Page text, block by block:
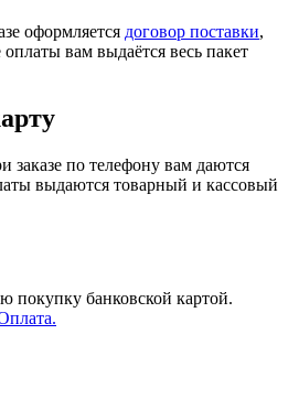
оформляется договор поставки,
оплаты вам выдаётся весь пакет
заказе по телефону вам даются
выдаются товарный и кассовый
покупку банковской картой.